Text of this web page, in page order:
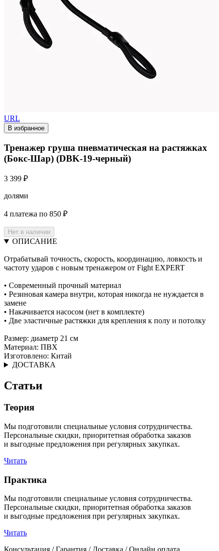
URL
В избранное
Тренажер груша пневматическая на растяжках
(Бокс-Шар) (DBK-19-черный)
3 399 ₽
долями
4 платежа по 850 ₽
Нет в наличии
ОПИСАНИЕ
Отрабатывай точность, скорость, координацию, ловкость и
частоту ударов с новым тренажером от Fight EXPERT
• Современный прочный материал
• Резиновая камера внутри, которая никогда не нуждается в
замене
• Накачивается насосом (нет в комплекте)
• Две эластичные растяжки для крепления к полу и потолку
Размер: диаметр 21 см
Материал: ПВХ
Изготовлено: Китай
ДОСТАВКА
Статьи
Теория
Мы подготовили специальные условия сотрудничества.
Персональные скидки, приоритетная обработка заказов
и выгодные предложения при регулярных закупках.
Читать
Практика
Мы подготовили специальные условия сотрудничества.
Персональные скидки, приоритетная обработка заказов
и выгодные предложения при регулярных закупках.
Читать